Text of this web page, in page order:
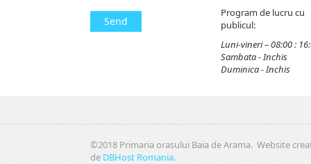
Send
Program de lucru cu
publicul:
Luni-vineri – 08:00 :
Sambata - Inchis
Duminica - Inchis
©2018 Primaria orasului Baia de Arama. Website
de DBHost Romania.